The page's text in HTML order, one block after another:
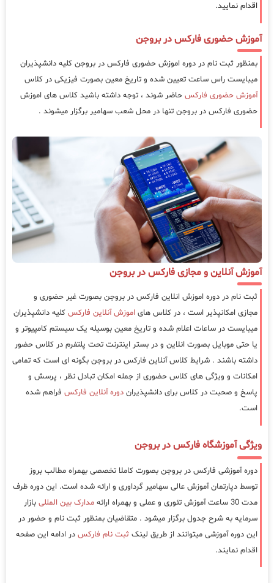
اقدام نمایید.
آموزش حضوری فارکس در بروجن
بمنظور ثبت نام در دوره اموزش حضوری فارکس در بروجن کلیه دانشپذیران
میبایست راس ساعت تعیین شده و تاریخ معین بصورت فیزیکی در کلاس
آموزش حضوری فارکس حاضر شوند ، توجه داشته باشید کلاس های اموزش
حضوری فارکس در بروجن تنها در محل شعب سهامیر برگزار میشوند .
آموزش آنلاین و مجازی فارکس در بروجن
ثبت نام در دوره اموزش انلاین فارکس در بروجن بصورت غیر حضوری و
مجازی امکانپذیر است ، در کلاس های اموزش آنلاین فارکس کلیه دانشپذیران
میبایست در ساعات اعلام شده و تاریخ معین بوسیله یک سیستم کامپیوتر و
یا حتی موبایل بصورت انلاین و در بستر اینترنت تحت پلتفرم در کلاس حضور
داشته باشند . شرایط کلاس آنلاین فارکس در بروجن بگونه ای است که تمامی
امکانات و ویژگی های کلاس حضوری از جمله امکان تبادل نظر ، پرسش و
پاسخ و صحبت در کلاس برای دانشپذیران دوره آنلاین فارکس فراهم شده
است.
ویژگی آموزشگاه فارکس در بروجن
دوره آموزشی فارکس در بروجن بصورت کاملا تخصصی بهمراه مطالب بروز
توسط دپارتمان آموزش عالی سهامیر گرداوری و ارائه شده است. این دوره ظرف
مدت 30 ساعت آموزش تئوری و عملی و بهمراه ارائه
مدارک بین المللی بازار
سرمایه به شرح جدول برگزار میشود . متقاضیان بمنظور ثبت نام و حضور در
این دوره آموزشی میتوانند از طریق لینک ثبت نام فارکس در ادامه این صفحه
اقدام نمایند.